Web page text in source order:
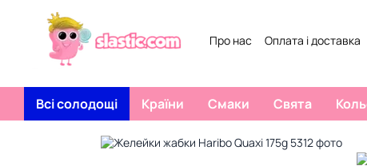
Перейти к основному контенту
Про нас
Оплата і доставка
Всі солодощі Країни Смаки Свята